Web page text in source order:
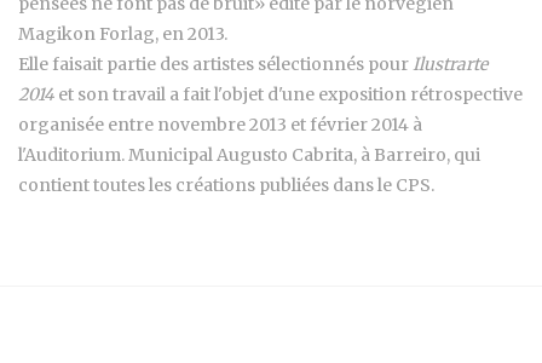
Magikon Forlag, en 2013.
Elle faisait partie des artistes sélectionnés pourIlustrarte
2014 et son travail a fait l'objet d'une exposition rétrospective
organisée entre novembre 2013 et février 2014 à
l'Auditorium. Municipal Augusto Cabrita, à Barreiro, qui
contient toutes les créations publiées dans le CPS.